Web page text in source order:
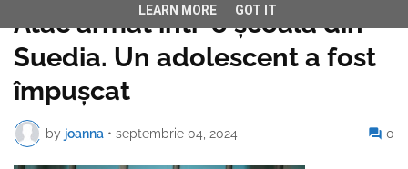
Atac armat într-o școală din
Suedia. Un adolescent a fost
împușcat
by joanna • septembrie 04, 2024 0
LEARN MORE GOT IT